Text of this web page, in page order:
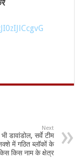
Next
डावांडोल, सर्वे टीम
में गठित ब्लॉकों के
किस नाम के क्षेत्र